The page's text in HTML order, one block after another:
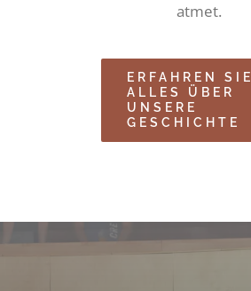
atmet.
ERFAHREN SIE
ALLES ÜBER
UNSERE
GESCHICHTE